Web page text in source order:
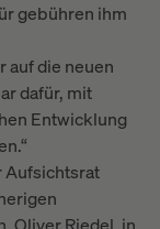
gebühren ihm
auf die neuen
dafür, mit
Entwicklung
Aufsichtsrat